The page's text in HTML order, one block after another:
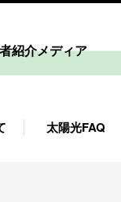
紹介メディア
太陽光FAQ